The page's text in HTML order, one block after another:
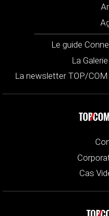
Le guide
La
La newsletter TOP/
Cas